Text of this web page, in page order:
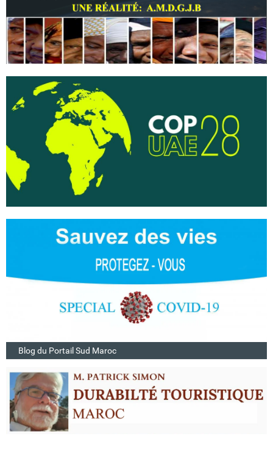
Blog du Portail Sud Maroc